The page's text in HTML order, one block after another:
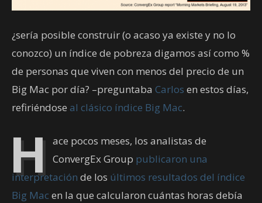
¿sería posible construir (o acaso ya existe y no lo
conozco) un índice de pobreza digamos así como %
de personas que viven con menos del precio de un
Big Mac por día? –preguntaba Carlos en estos días,
refiriéndose al clásico índice Big Mac.
H ace pocos meses, los analistas de
ConvergEx Group publicaron una
interpretación de los últimos resultados del índice
Big Mac en la que calcularon cuántas horas debía